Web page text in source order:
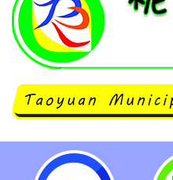
數位發展部防詐